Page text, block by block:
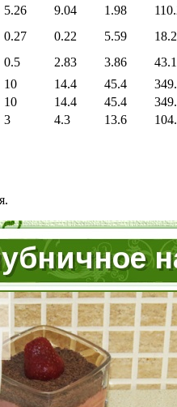
5.26 9.04 1.98
0.27 0.22 5.59
0.5 2.83 3.86
10 14.4 45.4
10 14.4 45.4
3 4.3 13.6